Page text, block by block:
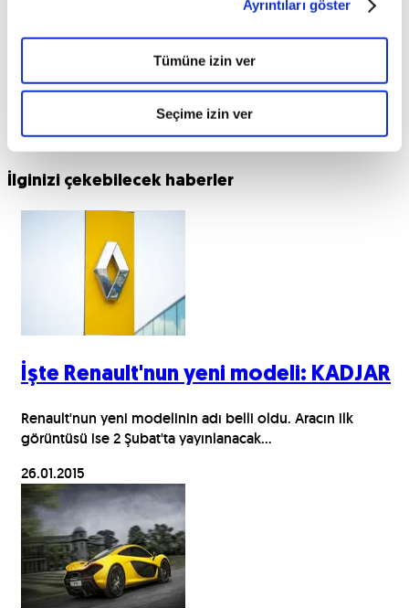
Ayrıntıları göster
Tümüne izin ver
Seçime izin ver
İlginizi çekebilecek haberler
İşte Renault'nun yeni modeli: KADJAR
Renault'nun yeni modelinin adı belli oldu. Aracın ilk
görüntüsü ise 2 Şubat'ta yayınlanacak...
26.01.2015